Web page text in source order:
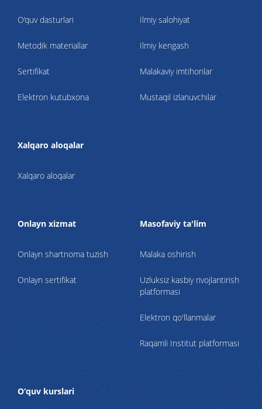
O‘quv dasturlari
Metodik materiallar
Sertifikat
Elektron kutubxona
Ilmiy salohiyat
Ilmiy kengash
Malakaviy imtihonlar
Mustaqil izlanuvchilar
Xalqaro aloqalar
Xalqaro aloqalar
Onlayn xizmat
Onlayn shartnoma tuzish
Onlayn sertifikat
Masofaviy ta'lim
Malaka oshirish
Uzluksiz kasbiy rivojlantirish
platformasi
Elektron qo'llanmalar
Raqamli Institut platformasi
O‘quv kurslari